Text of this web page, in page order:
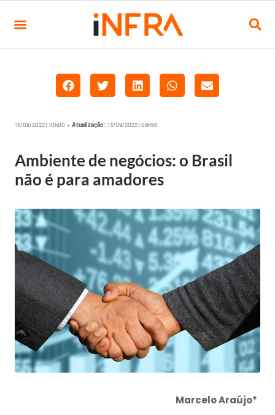
13/09/2022 | 10h00 • Atualização: 13/09/2022 | 09h58
Ambiente de negócios: o Brasil
não é para amadores
Marcelo Araújo*